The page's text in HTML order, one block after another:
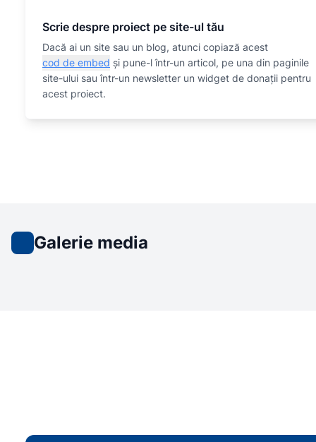
Scrie despre proiect pe site-ul tău
Dacă ai un site sau un blog, atunci copiază acest
cod de embed și pune-l într-un articol, pe una din paginile
site-ului sau într-un newsletter un widget de donații pentru
acest proiect.
Galerie media